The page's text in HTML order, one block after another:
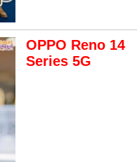
OPPO Reno 14
Series 5G